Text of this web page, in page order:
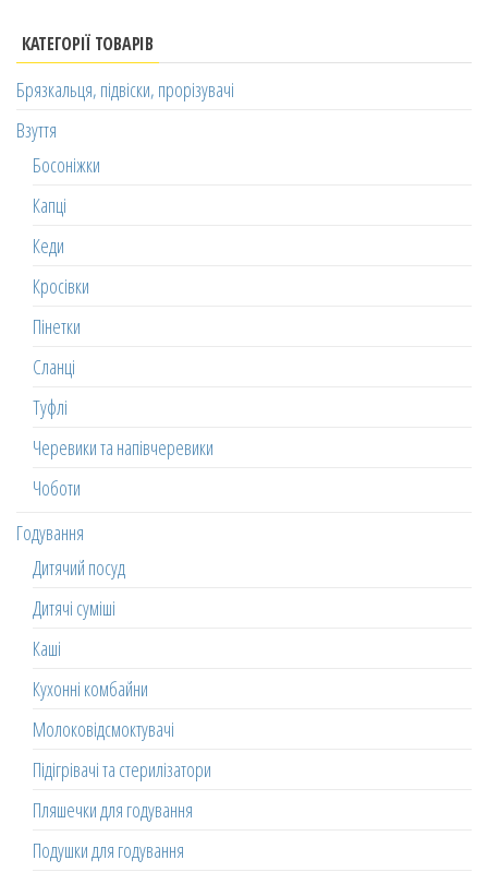
КАТЕГОРІЇ ТОВАРІВ
Брязкальця, підвіски, прорізувачі
Взуття
Босоніжки
Капці
Кеди
Кросівки
Пінетки
Сланці
Туфлі
Черевики та напівчеревики
Чоботи
Годування
Дитячий посуд
Дитячі суміші
Каші
Кухонні комбайни
Молоковідсмоктувачі
Підігрівачі та стерилізатори
Пляшечки для годування
Подушки для годування